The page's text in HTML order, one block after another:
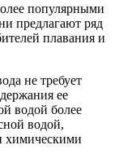
популярными
предлагают ряд
плавания и
не требует
ее
водой более
водой,
химическими